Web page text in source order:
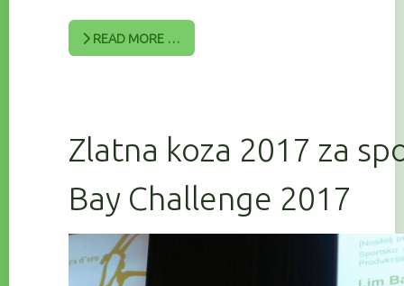
READ MORE …
Zlatna koza 2017 za
Bay Challenge 2017